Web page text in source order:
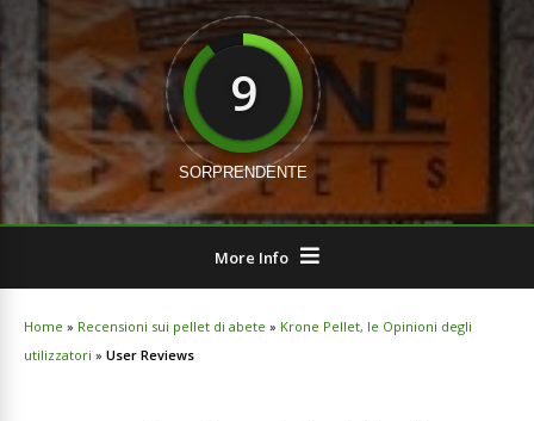
9
SORPRENDENTE
More Info
Home » Recensioni sui pellet di abete » Krone Pellet, le Opinioni degli
utilizzatori » User Reviews